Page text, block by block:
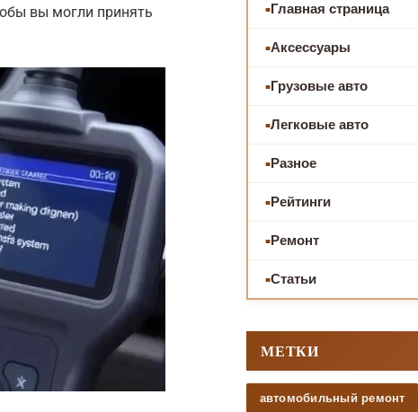
вы могли принять
Главная страница
Аксессуары
Грузовые авто
Легковые авто
Разное
Рейтинги
Ремонт
Статьи
МЕТКИ
автомобильный ремонт